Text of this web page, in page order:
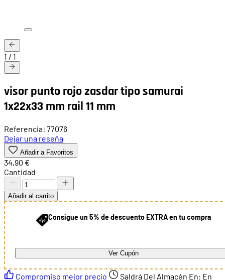
1 / 1
visor punto rojo zasdar tipo samurai
1x22x33 mm rail 11 mm
Referencia: 77076
Dejar una reseña
Añadir a Favoritos
34,90 €
Cantidad
Añadir al carrito
Consigue un 5% de descuento EXTRA en tu compra
Ver Cupón
Compromiso mejor precio Saldrá Del Almacén En: En